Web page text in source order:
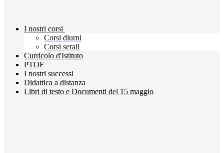
I nostri corsi
Corsi diurni
Corsi serali
Curricolo d'Istituto
PTOF
I nostri successi
Didattica a distanza
Libri di testo e Documenti del 15 maggio